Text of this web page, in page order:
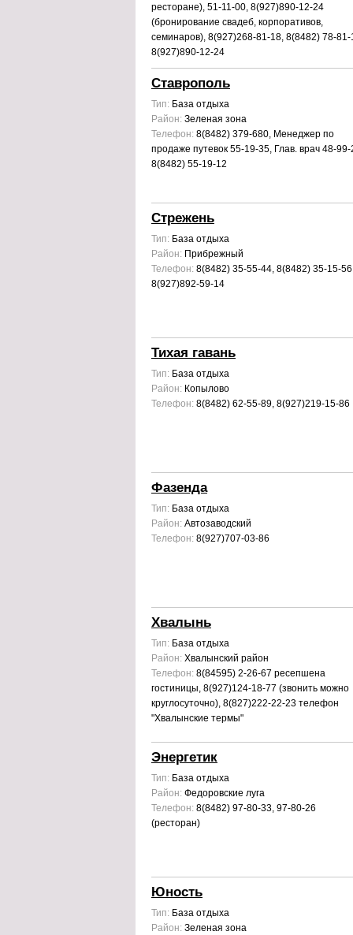
ресторане), 51-11-00, 8(927)890-12-24
(бронирование свадеб, корпоративов,
семинаров), 8(927)268-81-18, 8(8482) 78-81-
8(927)890-12-24
Ставрополь
Тип: База отдыха
Район: Зеленая зона
Телефон: 8(8482) 379-680, Менеджер по
продаже путевок 55-19-35, Глав. врач 48-99-
8(8482) 55-19-12
Стрежень
Тип: База отдыха
Район: Прибрежный
Телефон: 8(8482) 35-55-44, 8(8482) 35-15-
8(927)892-59-14
Тихая гавань
Тип: База отдыха
Район: Копылово
Телефон: 8(8482) 62-55-89, 8(927)219-15-86
Фазенда
Тип: База отдыха
Район: Автозаводский
Телефон: 8(927)707-03-86
Хвалынь
Тип: База отдыха
Район: Хвалынский район
Телефон: 8(84595) 2-26-67 ресепшена
гостиницы, 8(927)124-18-77 (звонить можно
круглосуточно), 8(827)222-22-23 телефон
"Хвалынские термы"
Энергетик
Тип: База отдыха
Район: Федоровские луга
Телефон: 8(8482) 97-80-33, 97-80-26
(ресторан)
Юность
Тип: База отдыха
Район: Зеленая зона